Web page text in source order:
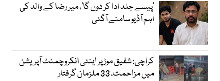
’پیسے جلد ادا کر دوں گا‘، میر رضا کے والد کی
اہم آڈیو سامنے آگئی
کراچی: شفیق موڑ پر اینٹی انکروچمنٹ آپریشن
میں مزاحمت، 33 ملزمان گرفتار